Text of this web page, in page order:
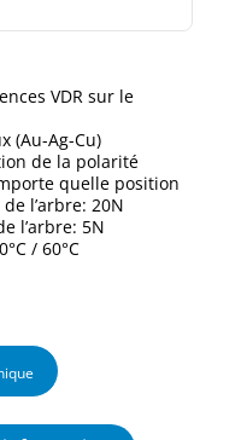
VDR sur le
(Au-Ag-Cu)
de la polarité
quelle position
l’arbre: 20N
l’arbre: 5N
/ 60°C